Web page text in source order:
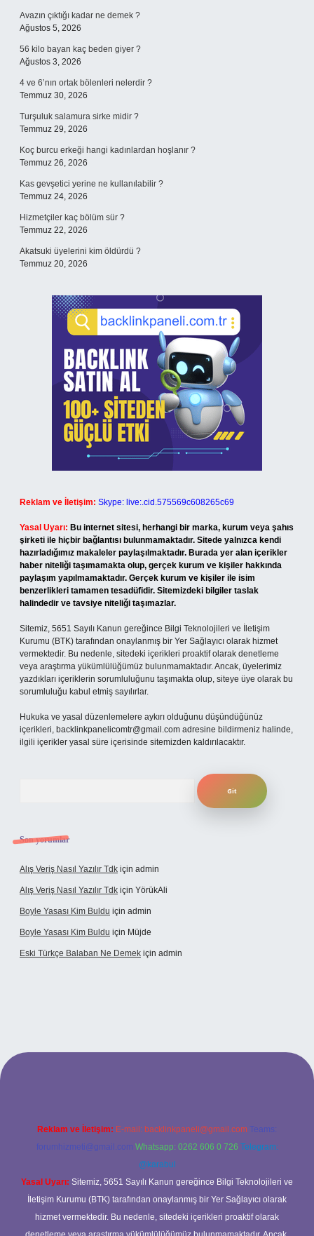
Avazın çıktığı kadar ne demek ?
Ağustos 5, 2026
56 kilo bayan kaç beden giyer ?
Ağustos 3, 2026
4 ve 6’nın ortak bölenleri nelerdir ?
Temmuz 30, 2026
Turşuluk salamura sirke midir ?
Temmuz 29, 2026
Koç burcu erkeği hangi kadınlardan hoşlanır ?
Temmuz 26, 2026
Kas gevşetici yerine ne kullanılabilir ?
Temmuz 24, 2026
Hizmetçiler kaç bölüm sür ?
Temmuz 22, 2026
Akatsuki üyelerini kim öldürdü ?
Temmuz 20, 2026
Reklam ve İletişim: Skype: live:.cid.575569c608265c69
Yasal Uyarı: Bu internet sitesi, herhangi bir marka, kurum veya şahıs
şirketi ile hiçbir bağlantısı bulunmamaktadır. Sitede yalnızca kendi
hazırladığımız makaleler paylaşılmaktadır. Burada yer alan içerikler
haber niteliği taşımamakta olup, gerçek kurum ve kişiler hakkında
paylaşım yapılmamaktadır. Gerçek kurum ve kişiler ile isim
benzerlikleri tamamen tesadüfidir. Sitemizdeki bilgiler taslak
halindedir ve tavsiye niteliği taşımazlar.
Sitemiz, 5651 Sayılı Kanun gereğince Bilgi Teknolojileri ve İletişim
Kurumu (BTK) tarafından onaylanmış bir Yer Sağlayıcı olarak hizmet
vermektedir. Bu nedenle, sitedeki içerikleri proaktif olarak denetleme
veya araştırma yükümlülüğümüz bulunmamaktadır. Ancak, üyelerimiz
yazdıkları içeriklerin sorumluluğunu taşımakta olup, siteye üye olarak bu
sorumluluğu kabul etmiş sayılırlar.
Hukuka ve yasal düzenlemelere aykırı olduğunu düşündüğünüz
içerikleri, backlinkpanelicomtr@gmail.com adresine bildirmeniz halinde,
ilgili içerikler yasal süre içerisinde sitemizden kaldırılacaktır.
Son yorumlar
Alış Veriş Nasıl Yazılır Tdk için admin
Alış Veriş Nasıl Yazılır Tdk için YörükAli
Boyle Yasası Kim Buldu için admin
Boyle Yasası Kim Buldu için Müjde
Eski Türkçe Balaban Ne Demek için admin
casino
Reklam ve İletişim: E-mail: backlinkpaneli@gmail.com Teams:
forumhizmeti@gmail.com Whatsapp: 0262 606 0 726 Telegram:
@karabul
Yasal Uyarı: Sitemiz, 5651 Sayılı Kanun gereğince Bilgi Teknolojileri ve
İletişim Kurumu (BTK) tarafından onaylanmış bir Yer Sağlayıcı olarak
hizmet vermektedir. Bu nedenle, sitedeki içerikleri proaktif olarak